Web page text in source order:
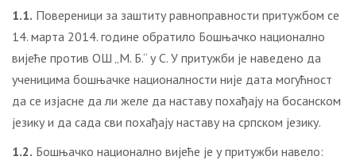
1.1. Повереници за заштиту равноправности притужбом се
14. марта 2014. године обратило Бошњачко национално
вијеће против ОШ „М. Б.“ у С. У притужби је наведено да
ученицима бошњачке националности није дата могућност
да се изјасне да ли желе да наставу похађају на босанском
језику и да сада сви похађају наставу на српском језику.
1.2. Бошњачко национално вијеће је у притужби навело: